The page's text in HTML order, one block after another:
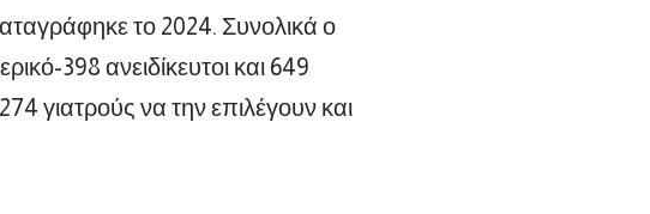
το 2024. Συνολικά ο
398 ανειδίκευτοι και 649
γιατρούς να την επιλέγουν και